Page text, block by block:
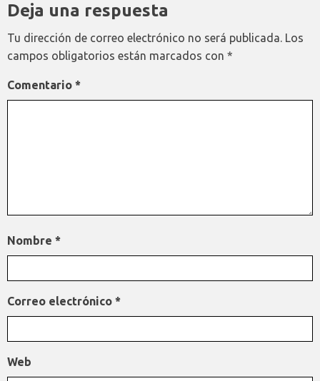
Deja una respuesta
Tu dirección de correo electrónico no será publicada. Los
campos obligatorios están marcados con *
Comentario *
Nombre *
Correo electrónico *
Web